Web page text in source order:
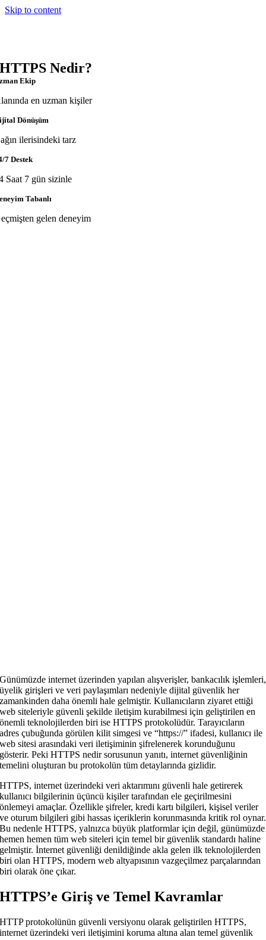
Skip to content
HTTPS Nedir?
Ekip
en uzman kişiler
Dönüşüm
ilerisindeki tarz
7 Destek
Saat 7 gün sizinle
Tabanlı
gelen deneyim
Günümüzde internet üzerinden yapılan alışverişler, bankacılık işlemleri,
üyelik girişleri ve veri paylaşımları nedeniyle dijital güvenlik her
zamankinden daha önemli hale gelmiştir. Kullanıcıların ziyaret ettiği
web siteleriyle güvenli şekilde iletişim kurabilmesi için geliştirilen en
önemli teknolojilerden biri ise HTTPS protokolüdür. Tarayıcıların
adres çubuğunda görülen kilit simgesi ve “https://” ifadesi, kullanıcı ile
web sitesi arasındaki veri iletişiminin şifrelenerek korunduğunu
gösterir. Peki HTTPS nedir sorusunun yanıtı, internet güvenliğinin
temelini oluşturan bu protokolün tüm detaylarında gizlidir.
HTTPS, internet üzerindeki veri aktarımını güvenli hale getirerek
kullanıcı bilgilerinin üçüncü kişiler tarafından ele geçirilmesini
önlemeyi amaçlar. Özellikle şifreler, kredi kartı bilgileri, kişisel veriler
ve oturum bilgileri gibi hassas içeriklerin korunmasında kritik rol oynar.
Bu nedenle HTTPS, yalnızca büyük platformlar için değil, günümüzde
hemen hemen tüm web siteleri için temel bir güvenlik standardı haline
gelmiştir. İnternet güvenliği denildiğinde akla gelen ilk teknolojilerden
biri olan HTTPS, modern web altyapısının vazgeçilmez parçalarından
biri olarak öne çıkar.
HTTPS’e Giriş ve Temel Kavramlar
HTTP protokolünün güvenli versiyonu olarak geliştirilen HTTPS,
internet üzerindeki veri iletişimini koruma altına alan temel güvenlik